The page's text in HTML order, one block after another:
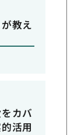
教え
カバ
活用